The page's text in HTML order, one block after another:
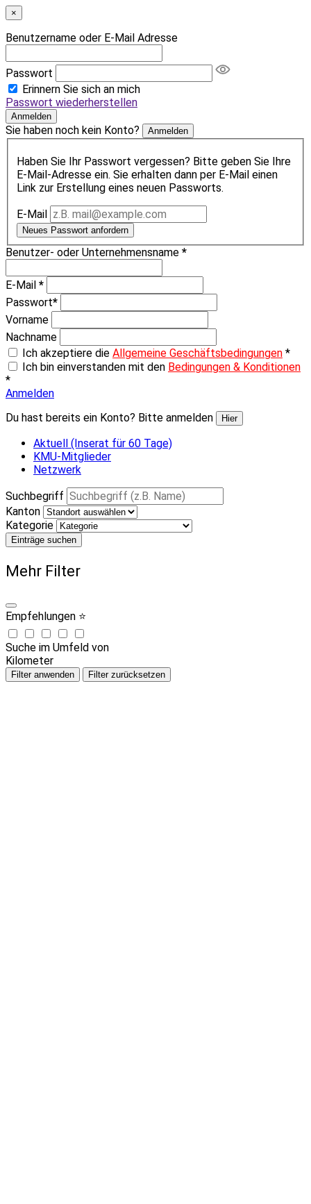
×
Benutzername oder E-Mail Adresse
Passwort
Erinnern Sie sich an mich
Passwort wiederherstellen
Anmelden
Sie haben noch kein Konto? Anmelden
Haben Sie Ihr Passwort vergessen? Bitte geben Sie Ihre
E-Mail-Adresse ein. Sie erhalten dann per E-Mail einen
Link zur Erstellung eines neuen Passworts.
E-Mail
Neues Passwort anfordern
Benutzer- oder Unternehmensname *
E-Mail *
Passwort*
Vorname
Nachname
Ich akzeptiere die Allgemeine Geschäftsbedingungen *
Ich bin einverstanden mit den Bedingungen & Konditionen
*
Anmelden
Du hast bereits ein Konto? Bitte anmelden
Hier
Aktuell (Inserat für 60 Tage)
KMU-Mitglieder
Netzwerk
Suchbegriff
Kanton
Kategorie
Einträge suchen
Mehr Filter
Empfehlungen ⭐
Suche im Umfeld von
Kilometer
Filter anwenden Filter zurücksetzen